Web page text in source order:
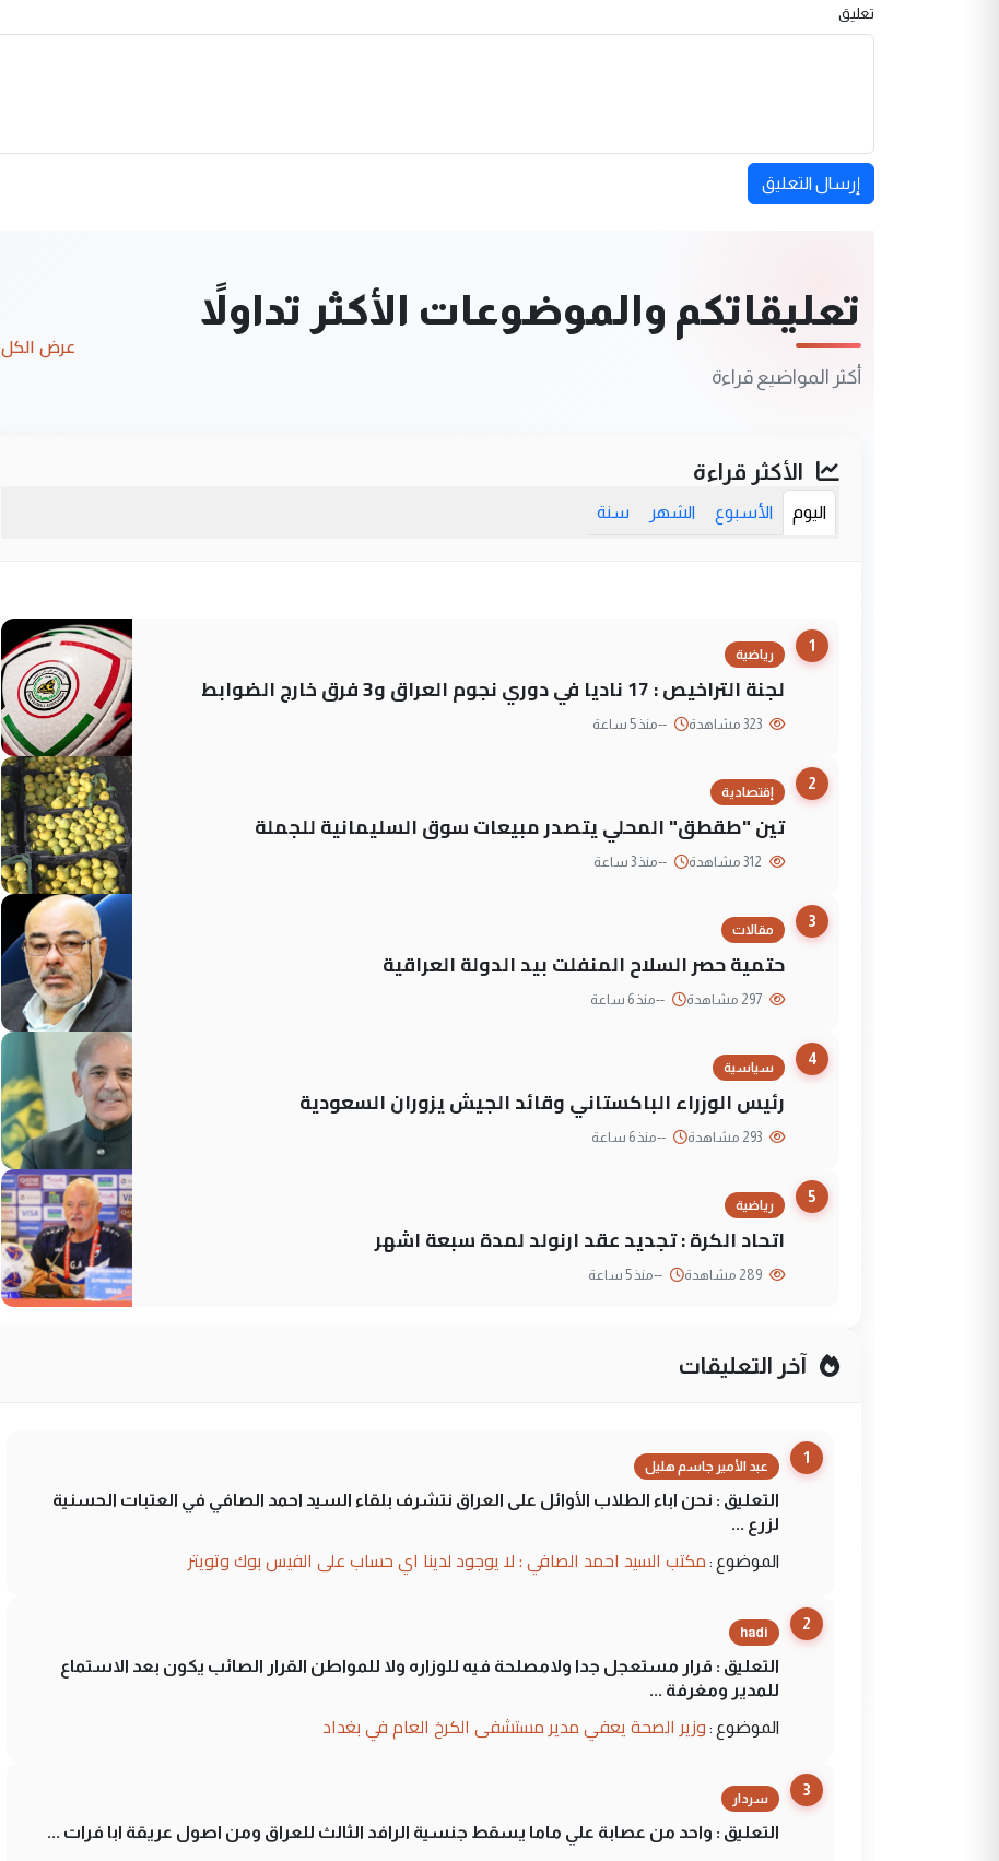
تعليق
إرسال التعليق
تعليقاتكم والموضوعات الأكثر تداولاً
أكثر المواضيع قراءة
عرض الكل
الأكثر قراءة
اليوم الأسبوع الشهر سنة
1
رياضية
لجنة التراخيص : 17 ناديا في دوري نجوم العراق و3 فرق خارج الضوابط
--منذ 5 ساعة
2
إقتصادية
تين "طقطق" المحلي يتصدر مبيعات سوق السليمانية للجملة
--منذ 3 ساعة
3
مقالات
حتمية حصر السلاح المنفلت بيد الدولة العراقية
--منذ 6 ساعة
4
سياسية
رئيس الوزراء الباكستاني وقائد الجيش يزوران السعودية
--منذ 6 ساعة
5
رياضية
اتحاد الكرة : تجديد عقد ارنولد لمدة سبعة اشهر
--منذ 5 ساعة
آخر التعليقات
1
عبد الأمير جاسم هليل
التعليق : نحن اباء الطلاب الأوائل على العراق نتشرف بلقاء السيد احمد الصافي في العتبات الحسنية
لزرع ...
الموضوع : مكتب السيد احمد الصافي : لا يوجود لدينا اي حساب على الفيس بوك وتويتر
2
hadi
التعليق : قرار مستعجل جدا ولامصلحة فيه للوزاره ولا للمواطن القرار الصائب يكون بعد الاستماع
للمدير ومغرفة ...
الموضوع : وزير الصحة يعفي مدير مستشفى الكرخ العام في بغداد
3
سردار
التعليق : واحد من عصابة علي ماما يسقط جنسية الرافد الثالث للعراق ومن اصول عريقة ابا فرات ...